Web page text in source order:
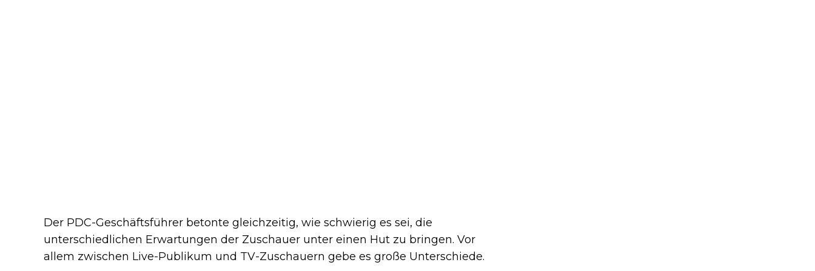
Der PDC-Geschäftsführer betonte gleichzeitig, wie schwierig es sei, die
unterschiedlichen Erwartungen der Zuschauer unter einen Hut zu bringen. Vor
allem zwischen Live-Publikum und TV-Zuschauern gebe es große Unterschiede.